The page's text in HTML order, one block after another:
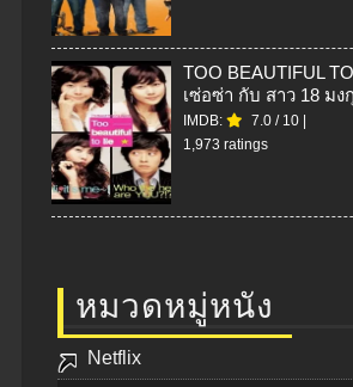
TOO BEAUTIFUL
เซ่อซ่า กับ สาว 18 มง
IMDB: 7.0 / 10
1,973 ratings
หมวดหมู่หนัง
Netflix